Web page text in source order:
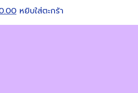
Current
price
หยิบใส่ตะกร้า